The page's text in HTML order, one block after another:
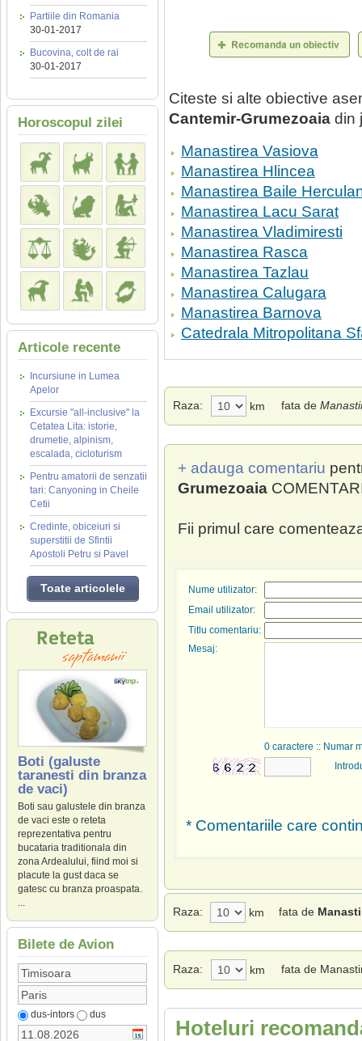
Partiile din Romania
30-01-2017
Bucovina, colt de rai
30-01-2017
Horoscopul zilei
Articole recente
Incursiune in Lumea
Apelor
Excursie "all-inclusive" la
Cetatea Lita: istorie,
drumetie, alpinism,
escalada, cicloturism
Pentru amatorii de senzatii
tari: Canyoning in Cheile
Cetii
Credinte, obiceiuri si
superstitii de Sfintii
Apostoli Petru si Pavel
Toate articolele
Boti (galuste
taranesti din branza
de vaci)
Boti sau galustele din branza
de vaci este o reteta
reprezentativa pentru
bucataria traditionala din
zona Ardealului, fiind moi si
placute la gust daca se
gatesc cu branza proaspata.
...
Bilete de Avion
dus-intors dus
Citeste si alte obiective
Cantemir-Grumezoaia din
Manastirea Vasiova
Manastirea Hlincea
Manastirea Baile
Manastirea Lacu Sarat
Manastirea Vladimiresti
Manastirea Rasca
Manastirea Tazlau
Manastirea Calugara
Manastirea Barnova
Catedrala Mitropolitana
Raza: km fata de
+ adauga comentariu
Grumezoaia
Fii primul care
Nume utilizator:
Email utilizator:
Titlu comentariu:
Mesaj:
0 caractere :: Numar
* Comentariile care
Raza: km fata de
Raza: km fata de
Hoteluri